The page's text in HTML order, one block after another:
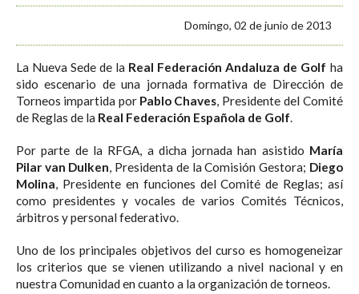
Domingo, 02 de junio de 2013
La Nueva Sede de la Real Federación Andaluza de Golf ha
sido escenario de una jornada formativa de Dirección de
Torneos impartida por Pablo Chaves , Presidente del Comité
de Reglas de la Real Federación Española de Golf
Por parte de la RFGA, a dicha jornada han asistido María
Pilar van Dulken , Presidenta de la Comisión Gestora; Diego
Molina , Presidente en funciones del Comité de Reglas; así
como presidentes y vocales de varios Comités Técnicos,
árbitros y personal federativo.
Uno de los principales objetivos del curso es homogeneizar
los criterios que se vienen utilizando a nivel nacional y en
nuestra Comunidad en cuanto a la organización de torneos.